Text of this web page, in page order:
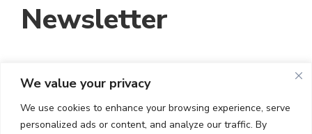
We value your privacy
We use cookies to enhance your browsing experience, serve
personalized ads or content, and analyze our traffic. By
Newsletter
INDIRIZZO EMAIL: